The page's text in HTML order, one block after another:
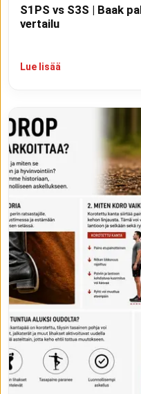
S1PS vs S3S | Baak
vertailu
Lue lisää